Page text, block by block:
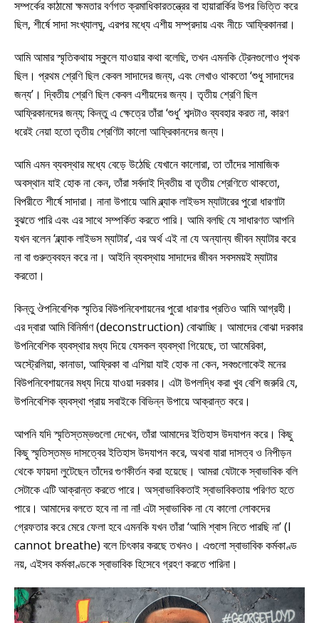
সম্পর্কের কাঠামো ক্ষমতার বর্ণগত ক্রমাধিকারতন্ত্রের বা হায়ারার্কির উপর ভিত্তি করে
ছিল, শীর্ষে সাদা সংখ্যালঘু, এরপর মধ্যে এশীয় সম্প্রদায় এবং নীচে আফ্রিকানরা।
আমি আমার স্মৃতিকথায় স্কুলে যাওয়ার কথা বলেছি, তখন এমনকি ট্রেনগুলোও পৃথক
ছিল। প্রথম শ্রেণি ছিল কেবল সাদাদের জন্য, এবং লেখাও থাকতো ‘শুধু সাদাদের
জন্য’। দ্বিতীয় শ্রেণি ছিল কেবল এশীয়দের জন্য। তৃতীয় শ্রেণি ছিল
আফ্রিকানদের জন্য; কিন্তু এ ক্ষেত্রে তাঁরা ‘শুধু’ শব্দটাও ব্যবহার করত না, কারণ
ধরেই নেয়া হতো তৃতীয় শ্রেণিটা কালো আফ্রিকানদের জন্য।
আমি এমন ব্যবস্থার মধ্যে বেড়ে উঠেছি যেখানে কালোরা, তা তাঁদের সামাজিক
অবস্থান যাই হোক না কেন, তাঁরা সর্বদাই দ্বিতীয় বা তৃতীয় শ্রেণিতে থাকতো,
বিপরীতে শীর্ষে সাদারা। নানা উপায়ে আমি ব্ল্যাক লাইভস ম্যাটারের পুরো ধারণাটা
বুঝতে পারি এবং এর সাথে সম্পর্কিত করতে পারি। আমি বলছি যে সাধারণত আপনি
যখন বলেন ‘ব্ল্যাক লাইভস ম্যাটার’, এর অর্থ এই না যে অন্যান্য জীবন ম্যাটার করে
না বা গুরুত্ববহন করে না। আইনি ব্যবস্থায় সাদাদের জীবন সবসময়ই ম্যাটার
করতো।
কিন্তু ঔপনিবেশিক স্মৃতির বিউপনিবেশায়নের পুরো ধারণার প্রতিও আমি আগ্রহী।
এর দ্বারা আমি বিনির্মাণ (deconstruction) বোঝাচ্ছি। আমাদের বোঝা দরকার
উপনিবেশিক ব্যবস্থার মধ্য দিয়ে যেসকল ব্যবস্থা গিয়েছে, তা আমেরিকা,
অস্ট্রেলিয়া, কানাডা, আফ্রিকা বা এশিয়া যাই হোক না কেন, সবগুলোকেই মনের
বিউপনিবেশায়নের মধ্য দিয়ে যাওয়া দরকার। এটা উপলদ্ধি করা খুব বেশি জরুরি যে,
উপনিবেশিক ব্যবস্থা প্রায় সবাইকে বিভিন্ন উপায়ে আক্রান্ত করে।
আপনি যদি স্মৃতিস্তম্ভগুলো দেখেন, তাঁরা আমাদের ইতিহাস উদযাপন করে। কিছু
কিছু স্মৃতিস্তম্ভ দাসত্বের ইতিহাস উদযাপন করে, অথবা যারা দাসত্ব ও নিপীড়ন
থেকে ফায়দা লুটেছেন তাঁদের গুণকীর্তন করা হয়েছে। আমরা যেটাকে স্বাভাবিক বলি
সেটাকে এটি আক্রান্ত করতে পারে। অস্বাভাবিকতাই স্বাভাবিকতায় পরিণত হতে
পারে। আমাদের বলতে হবে না না না! এটা স্বাভাবিক না যে কালো লোকদের
গ্রেফতার করে মেরে ফেলা হবে এমনকি যখন তাঁরা ‘আমি শ্বাস নিতে পারছি না’ (I
cannot breathe) বলে চিৎকার করছে তখনও। এগুলো স্বাভাবিক কর্মকাণ্ড
নয়, এইসব কর্মকাণ্ডকে স্বাভাবিক হিসেবে গ্রহণ করতে পারিনা।